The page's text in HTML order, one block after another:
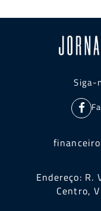
Siga-
Endereço: R.
Centro,